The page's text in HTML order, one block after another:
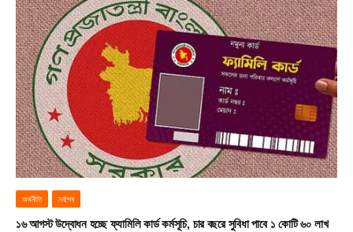
অর্থনীতি সর্বশেষ
১৬ আগস্ট উদ্বোধন হচ্ছে ফ্যামিলি কার্ড কর্মসূচি, চার বছরে সুবিধা পাবে ১ কোটি ৬০ লাখ